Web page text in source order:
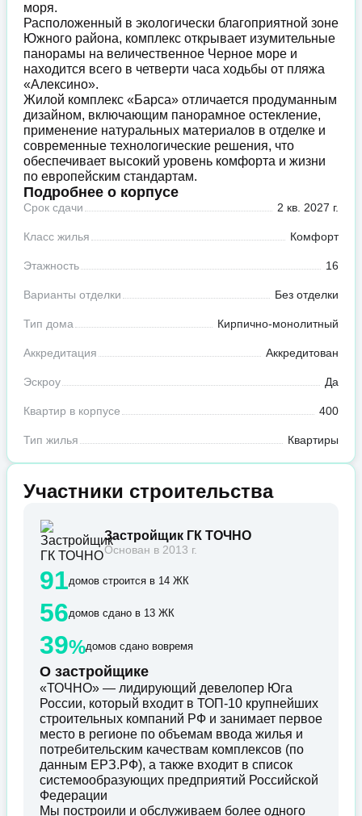
моря.
Расположенный в экологически благоприятной зоне
Южного района, комплекс открывает изумительные
панорамы на величественное Черное море и
находится всего в четверти часа ходьбы от пляжа
«Алексино».
Жилой комплекс «Барса» отличается продуманным
дизайном, включающим панорамное остекление,
применение натуральных материалов в отделке и
современные технологические решения, что
обеспечивает высокий уровень комфорта и жизни
по европейским стандартам.
Подробнее о корпусе
Срок сдачи 2 кв. 2027 г.
Класс жилья Комфорт
Этажность 16
Варианты отделки Без отделки
Тип дома Кирпично-монолитный
Аккредитация Аккредитован
Эскроу Да
Квартир в корпусе 400
Тип жилья Квартиры
Участники строительства
Застройщик ГК ТОЧНО
Основан в 2013 г.
91домов строится в 14 ЖК
56домов сдано в 13 ЖК
39%домов сдано вовремя
О застройщике
«ТОЧНО» — лидирующий девелопер Юга
России, который входит в ТОП-10 крупнейших
строительных компаний РФ и занимает первое
место в регионе по объемам ввода жилья и
потребительским качествам комплексов (по
данным ЕРЗ.РФ), а также входит в список
системообразующих предприятий Российской
Федерации
Мы построили и обслуживаем более одного